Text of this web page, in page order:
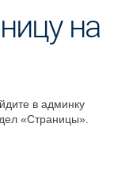
на
в админку
«Страницы».